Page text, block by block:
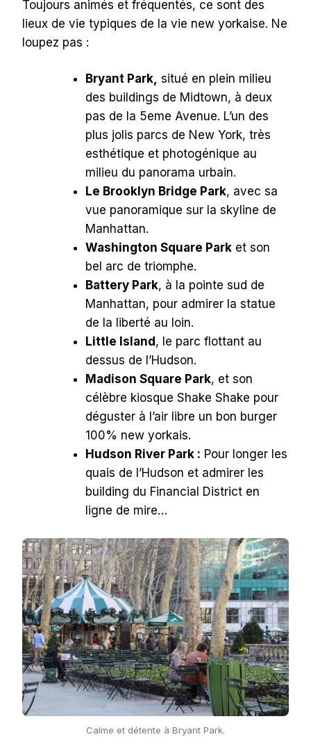
Toujours animés et fréquentés, ce sont des
lieux de vie typiques de la vie new yorkaise. Ne
loupez pas :
Bryant Park, situé en plein milieu
des buildings de Midtown, à deux
pas de la 5eme Avenue. L’un des
plus jolis parcs de New York, très
esthétique et photogénique au
milieu du panorama urbain.
Le Brooklyn Bridge Park, avec sa
vue panoramique sur la skyline de
Manhattan.
Washington Square Park et son
bel arc de triomphe.
Battery Park, à la pointe sud de
Manhattan, pour admirer la statue
de la liberté au loin.
Little Island , le parc flottant au
dessus de l’Hudson.
Madison Square Park, et son
célèbre kiosque Shake Shake pour
déguster à l’air libre un bon burger
100% new yorkais.
Hudson River Park : Pour longer les
quais de l’Hudson et admirer les
building du Financial District en
ligne de mire…
Calme et détente à Bryant Park.